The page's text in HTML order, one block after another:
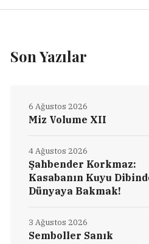
Son Yazılar
Miz Volume XII
6 Ağustos 2026
Şahbender Korkmaz:
Kasabanın Kuyu
Dünyaya Bakmak!
4 Ağustos 2026
Semboller Sanık
3 Ağustos 2026